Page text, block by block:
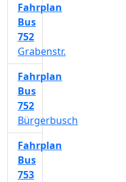
Fahrplan
Bus
752
Grabenstr.
Fahrplan
Bus
752
Bürgerbusch
Fahrplan
Bus
753